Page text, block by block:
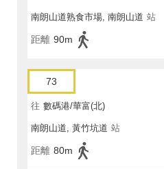
南朗山道熟食市場, 南朗山道 站
距離 90m
73
往 數碼港/華富(北)
南朗山道, 黃竹坑道 站
距離 80m